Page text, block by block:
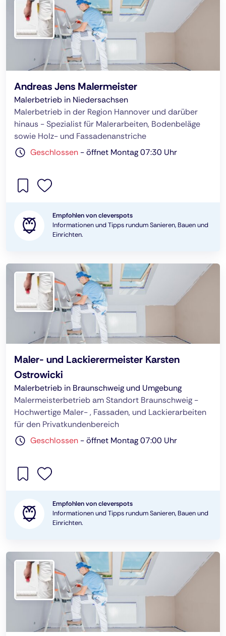
Andreas Jens Malermeister
Malerbetrieb in Niedersachsen
Malerbetrieb in der Region Hannover und darüber
hinaus - Spezialist für Malerarbeiten, Bodenbeläge
sowie Holz- und Fassadenanstriche
Geschlossen -öffnet Montag 07:30 Uhr
Empfohlen von cleverspots
Informationen und Tipps rundum Sanieren, Bauen und
Einrichten.
Maler- und Lackierermeister Karsten
Ostrowicki
Malerbetrieb in Braunschweig und Umgebung
Malermeisterbetrieb am Standort Braunschweig -
Hochwertige Maler- , Fassaden, und Lackierarbeiten
für den Privatkundenbereich
Geschlossen -öffnet Montag 07:00 Uhr
Empfohlen von cleverspots
Informationen und Tipps rundum Sanieren, Bauen und
Einrichten.